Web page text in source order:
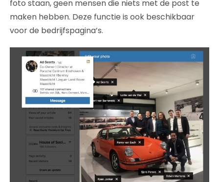
foto staan, geen mensen die niets met de post te
maken hebben. Deze functie is ook beschikbaar
voor de bedrijfspagina’s.